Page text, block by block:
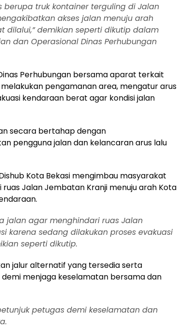
berupa truk kontainer terguling di Jalan
akses jalan menuju arah
dilalui,” demikian seperti dikutip dalam
dan Operasional Dinas Perhubungan
Perhubungan bersama aparat terkait
pengamanan area, mengatur arus
kendaraan berat agar kondisi jalan
secara bertahap dengan
pengguna jalan dan kelancaran arus lalu
Kota Bekasi mengimbau masyarakat
Jalan Jembatan Kranji menuju arah Kota
jalan agar menghindari ruas Jalan
karena sedang dilakukan proses evakuasi
seperti dikutip.
jalur alternatif yang tersedia serta
menjaga keselamatan bersama dan
petugas demi keselamatan dan